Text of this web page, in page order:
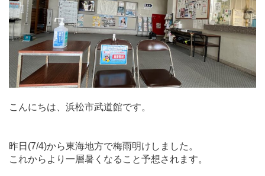
こんにちは、浜松市武道館です。
昨日(7/4)から東海地方で梅雨明けしました。
これからより一層暑くなること予想されます。